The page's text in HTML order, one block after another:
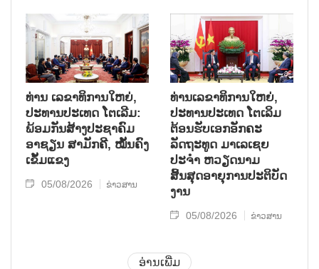
ທ່ານ ເລຂາທິການໃຫຍ່,
ປະທານປະເທດ ໂຕເລີມ:
ພ້ອມກັນສ້າງປະຊາຄົມ
ອາຊຽນ ສາມັກຄີ, ໝັ້ນຄົງ
ເຂັ້ມແຂງ
05/08/2026 ຂ່າວສານ
ທ່ານເລຂາທິການໃຫຍ່,
ປະທານປະເທດ ໂຕເລິມ
ຕ້ອນຮັບເອກອັກຄະ
ລັດຖະທູດ ມາເລເຊຍ
ປະຈຳ ຫວຽດນາມ
ສິ້ນສຸດອາຍຸການປະຕິບັດ
ງານ
05/08/2026 ຂ່າວສານ
ອ່ານເພີ່ມ